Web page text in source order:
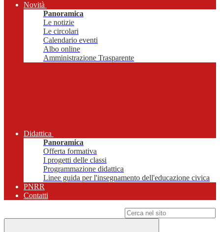
Novità
Panoramica
Le notizie
Le circolari
Calendario eventi
Albo online
Amministrazione Trasparente
Didattica
Panoramica
Offerta formativa
I progetti delle classi
Programmazione didattica
Linee guida per l'insegnamento dell'educazione civica
PNRR
Contatti